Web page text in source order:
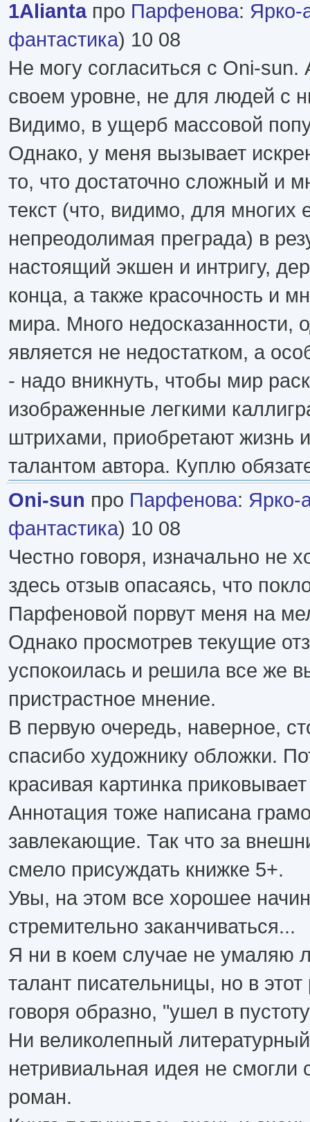
1Aliantaпро Парфенова: Ярко-
фантастика) 10 08
Не могу согласиться с Oni-sun.
своем уровне, не для людей с
Видимо, в ущерб массовой
Однако, у меня вызывает
то, что достаточно сложный и
текст (что, видимо, для многих
непреодолимая преграда) в
настоящий экшен и интригу,
конца, а также красочность и
мира. Много недосказанности,
является не недостатком, а
- надо вникнуть, чтобы мир
изображенные легкими
штрихами, приобретают жизнь
талантом автора. Куплю
Oni-sun про Парфенова: Ярко-
фантастика) 10 08
Честно говоря, изначально не
здесь отзыв опасаясь, что
Парфеновой порвут меня на
Однако просмотрев текущие
успокоилась и решила все же
пристрастное мнение.
В первую очередь, наверное,
спасибо художнику обложки.
красивая картинка
Аннотация тоже написана
завлекающие. Так что за
смело присуждать книжке 5+.
Увы, на этом все хорошее
стремительно заканчиваться...
Я ни в коем случае не умаляю
талант писательницы, но в этот
говоря образно, "ушел в
Ни великолепный
нетривиальная идея не смогли
роман.